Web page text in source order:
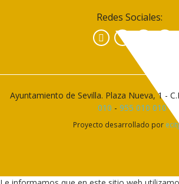
Redes Sociales:
Facebook
Ayuntamiento de Sevilla. Plaza Nueva, 1 -
010 - 955 010 010
Proyecto desarrollado por